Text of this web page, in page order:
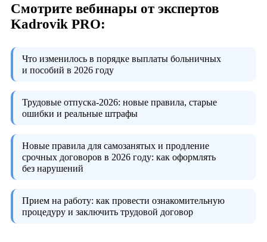
Смотрите вебинары от экспертов
Kadrovik PRO:
Что изменилось в порядке выплаты больничных
и пособий в 2026 году
Трудовые отпуска-2026: новые правила, старые
ошибки и реальные штрафы
Новые правила для самозанятых и продление
срочных договоров в 2026 году: как оформлять
без нарушений
Прием на работу: как провести ознакомительную
процедуру и заключить трудовой договор